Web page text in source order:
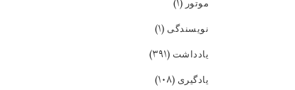
موتور(۱)
نویسندگی (۱)
یادداشت (۳۹۱)
یادگیری (۱۰۸)